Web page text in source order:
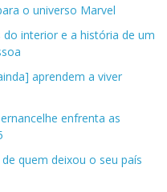
o universo Marvel
interior e a história de um
aprendem a viver
enfrenta as
quem deixou o seu país